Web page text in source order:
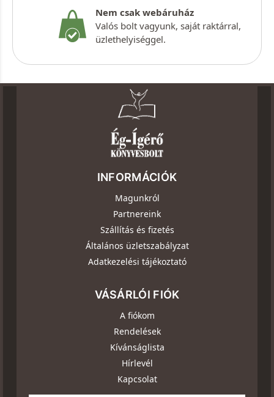
Nem csak webáruház
Valós bolt vagyunk, saját raktárral,
üzlethelyiséggel.
INFORMÁCIÓK
Magunkról
Partnereink
Szállítás és fizetés
Általános üzletszabályzat
Adatkezelési tájékoztató
VÁSÁRLÓI FIÓK
A fiókom
Rendelések
Kívánságlista
Hírlevél
Kapcsolat